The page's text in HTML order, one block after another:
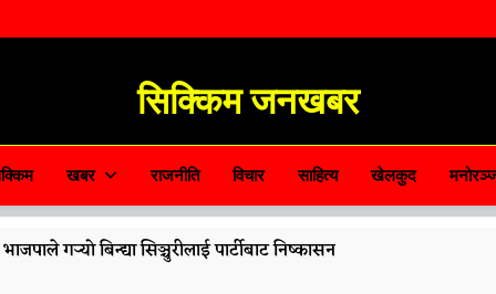
सिक्किम जनखबर
Sikkim JanKhabar
खबर राजनीति विचार साहित्य खेलकुद
गर्‍यो बिन्द्या सिञ्चुरीलाई पार्टीबाट निष्कासन